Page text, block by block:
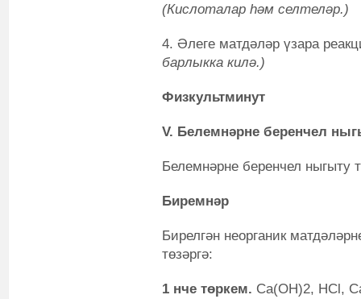
(Кислоталар һәм селтеләр.)
4. Әлеге матдәләр үзара
барлыкка килә.)
Физкультминут
V. Белемнәрне беренчел
Белемнәрне беренчел ныгыту
Биремнәр
Бирелгән неорганик
төзәргә:
1 нче төркем. Ca(OH)2, HCl,